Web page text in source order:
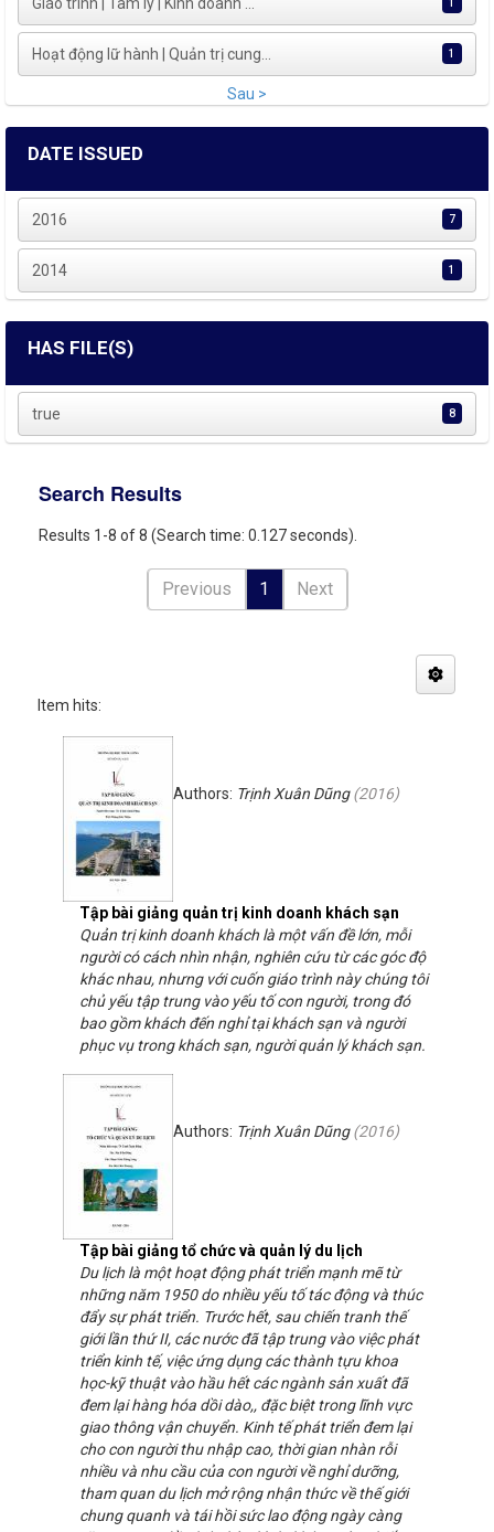
1
Hoạt động lữ hành | Quản trị cung... 1
Sau >
DATE ISSUED
2016 7
2014 1
HAS FILE(S)
true 8
Search Results
Results 1-8 of 8 (Search time: 0.127 seconds).
Previous 1 Next
Item hits:
Tập bài giảng quản trị kinh doanh khách sạn
Authors: Trịnh Xuân Dũng(2016)
Quản trị kinh doanh khách là một vấn đề lớn, mỗi
người có cách nhìn nhận, nghiên cứu từ các góc độ
khác nhau, nhưng với cuốn giáo trình này chúng tôi
chủ yếu tập trung vào yếu tố con người, trong đó
bao gồm khách đến nghỉ tại khách sạn và người
phục vụ trong khách sạn, người quản lý khách sạn.
Tập bài giảng tổ chức và quản lý du lịch
Authors: Trịnh Xuân Dũng(2016)
Du lịch là một hoạt động phát triển mạnh mẽ từ
những năm 1950 do nhiều yếu tố tác động và thúc
đẩy sự phát triển. Trước hết, sau chiến tranh thế
giới lần thứ II, các nước đã tập trung vào việc phát
triển kinh tế, việc ứng dụng các thành tựu khoa
học-kỹ thuật vào hầu hết các ngành sản xuất đã
đem lại hàng hóa dồi dào,, đặc biệt trong lĩnh vực
giao thông vận chuyển. Kinh tế phát triển đem lại
cho con người thu nhập cao, thời gian nhàn rỗi
nhiều và nhu cầu của con người về nghỉ dưỡng,
tham quan du lịch mở rộng nhận thức về thế giới
chung quanh và tái hồi sức lao động ngày càng